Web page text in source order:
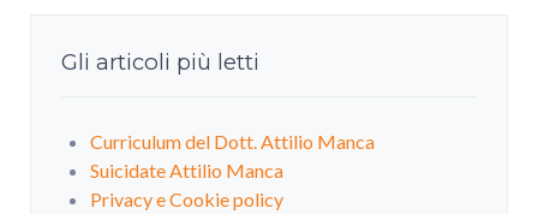
Gli articoli più letti
Curriculum del Dott. Attilio Manca
Suicidate Attilio Manca
Privacy e Cookie policy